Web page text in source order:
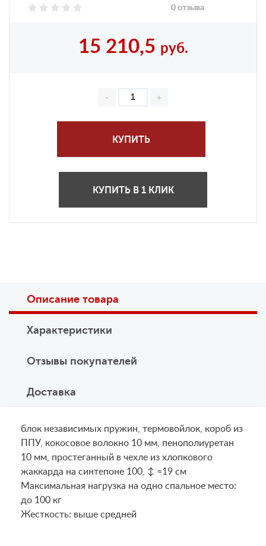
0 отзыва
15 210,5 руб.
КУПИТЬ
КУПИТЬ В 1 КЛИК
Описание товара
Характеристики
Отзывы покупателей
Доставка
блок независимых пружин, термовойлок, короб из
ППУ, кокосовое волокно 10 мм, пенополиуретан
10 мм, простеганный в чехле из хлопкового
жаккарда на синтепоне 100, ↕ ≈19 см
Maксимальная нагрузка на одно спальное место:
до 100 кг
Жесткость: выше средней